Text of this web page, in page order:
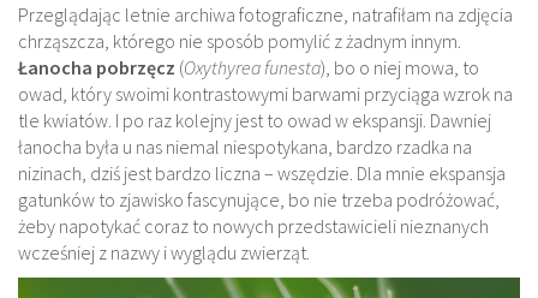
Przeglądając letnie archiwa fotograficzne, natrafiłam na zdjęcia
chrząszcza, którego nie sposób pomylić z żadnym innym.
Łanocha pobrzęcz (Oxythyrea funesta), bo o niej mowa, to
owad, który swoimi kontrastowymi barwami przyciąga wzrok na
tle kwiatów. I po raz kolejny jest to owad w ekspansji. Dawniej
łanocha była u nas niemal niespotykana, bardzo rzadka na
nizinach, dziś jest bardzo liczna – wszędzie. Dla mnie ekspansja
gatunków to zjawisko fascynujące, bo nie trzeba podróżować,
żeby napotykać coraz to nowych przedstawicieli nieznanych
wcześniej z nazwy i wyglądu zwierząt.